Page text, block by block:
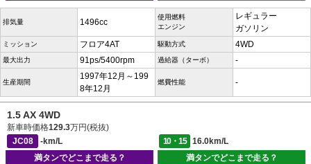
排気量 1496cc
使用燃料
エンジン
レギュラー
ガソリン
ミッション フロア4AT 駆動方式 4WD
最大出力 91ps/5400rpm 過給器（ターボ） -
生産期間
1997年12月～199
8年12月
燃費性能 -
1.5 AX 4WD
新車時価格129.3万円(税抜)
JC08
-km/L 10・15
16.0km/L
満タンでどこまで走る？
満タンでどこまで走る？